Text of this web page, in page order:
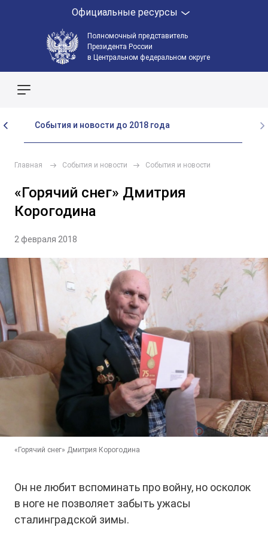
Полномочный представитель
Президента России
в Центральном федеральном округе
Официальные ресурсы
События и новости до 2018 года
Главная События и новости События и новости
«Горячий снег» Дмитрия
Корогодина
2 февраля 2018
«Горячий снег» Дмитрия Корогодина
Он не любит вспоминать про войну, но осколок
в ноге не позволяет забыть ужасы
сталинградской зимы.